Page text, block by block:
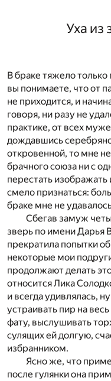
Уха из
В браке тяжело только
вы понимаете, что от
не приходится, и
говоря, ни разу не
практике, от всех
дождавшись
откровенной, то мне
брачного союза ни с
перестать изображать
смело признаться:
браке мне не
Сбегав замуж
зверь по имени Дарья
прекратила попытки
некоторые мои
продолжают делать
относится Лика
и всегда удивлялась,
устраивать пир на
фату, выслушивать
сулящих ей долгую,
избранником.
Ясно же, что
после гулянки она